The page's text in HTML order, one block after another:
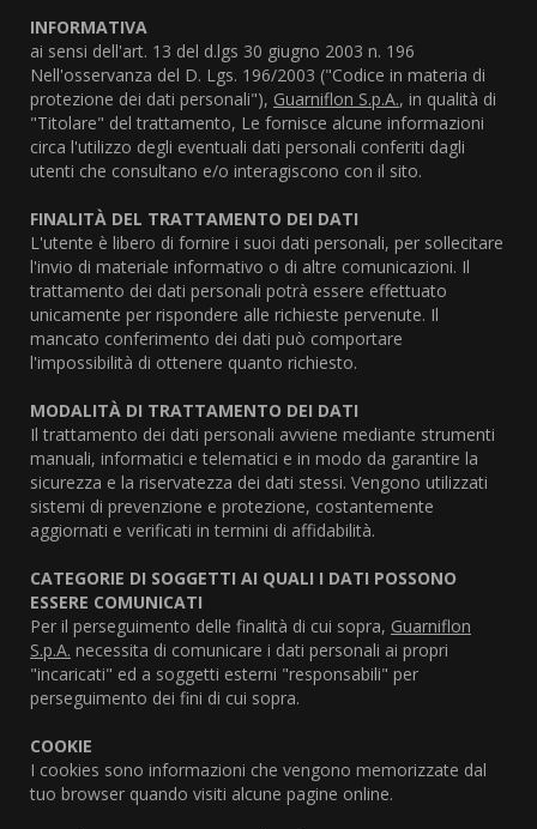
INFORMATIVA
ai sensi dell'art. 13 del d.lgs 30 giugno 2003 n. 196
Nell'osservanza del D. Lgs. 196/2003 ("Codice in materia di
protezione dei dati personali"), Guarniflon S.p.A., in qualità di
"Titolare" del trattamento, Le fornisce alcune informazioni
circa l'utilizzo degli eventuali dati personali conferiti dagli
utenti che consultano e/o interagiscono con il sito.
FINALITÀ DEL TRATTAMENTO DEI DATI
L'utente è libero di fornire i suoi dati personali, per sollecitare
l'invio di materiale informativo o di altre comunicazioni. Il
trattamento dei dati personali potrà essere effettuato
unicamente per rispondere alle richieste pervenute. Il
mancato conferimento dei dati può comportare
l'impossibilità di ottenere quanto richiesto.
MODALITÀ DI TRATTAMENTO DEI DATI
Il trattamento dei dati personali avviene mediante strumenti
manuali, informatici e telematici e in modo da garantire la
sicurezza e la riservatezza dei dati stessi. Vengono utilizzati
sistemi di prevenzione e protezione, costantemente
aggiornati e verificati in termini di affidabilità.
CATEGORIE DI SOGGETTI AI QUALI I DATI POSSONO
ESSERE COMUNICATI
Per il perseguimento delle finalità di cui sopra, Guarniflon
S.p.A. necessita di comunicare i dati personali ai propri
"incaricati" ed a soggetti esterni "responsabili" per
perseguimento dei fini di cui sopra.
COOKIE
I cookies sono informazioni che vengono memorizzate dal
tuo browser quando visiti alcune pagine online.